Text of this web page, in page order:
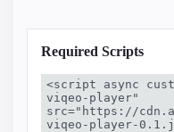
Required Scripts
<script async
viqeo-player"
src="https://
viqeo-player-